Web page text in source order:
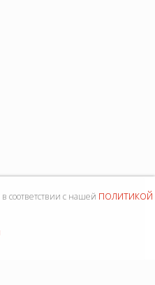
соответствии с нашей политикой